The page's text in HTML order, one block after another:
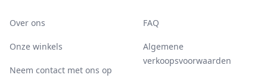
Over ons
Onze winkels
Neem contact met ons op
FAQ
Algemene
verkoopsvoorwaarden